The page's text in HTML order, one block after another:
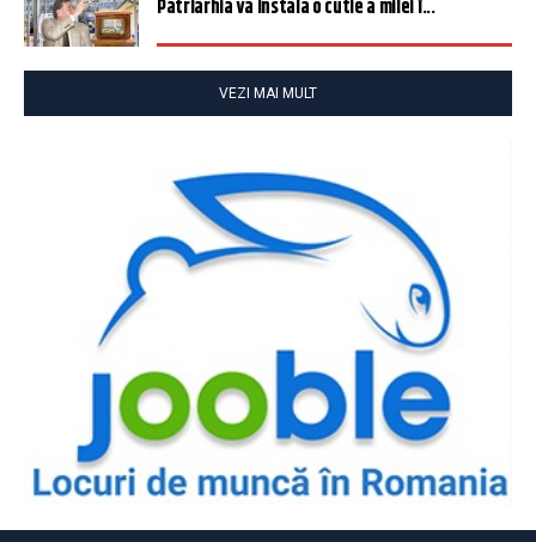
Patriarhia va instala o cutie a milei î...
VEZI MAI MULT